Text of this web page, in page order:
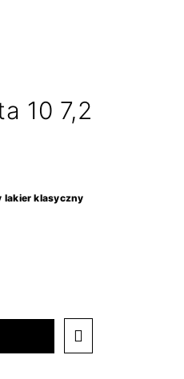
10 7,2
lakier klasyczny